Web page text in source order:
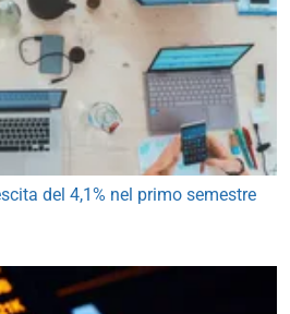
del 4,1% nel primo semestre